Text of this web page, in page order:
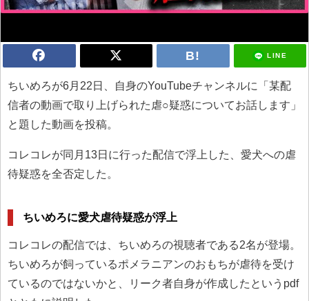
LINE
ちいめろが6月22日、自身のYouTubeチャンネルに「某配
信者の動画で取り上げられた虐○疑惑についてお話します」
と題した動画を投稿。
コレコレが同月13日に行った配信で浮上した、愛犬への虐
待疑惑を全否定した。
ちいめろに愛犬虐待疑惑が浮上
コレコレの配信では、ちいめろの視聴者である2名が登場。
ちいめろが飼っているポメラニアンのおもちが虐待を受け
ているのではないかと、リーク者自身が作成したというpdf